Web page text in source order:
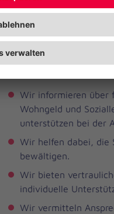
fördern und langfristig die
eigenständiges Leben zu
werden vom
Lippe übernommen,
die Betroffenen kostenfrei
Wir informieren über
Wohngeld und
unterstützen bei der
Wir helfen dabei, die
bewältigen.
Wir bieten
individuelle
Wir vermitteln